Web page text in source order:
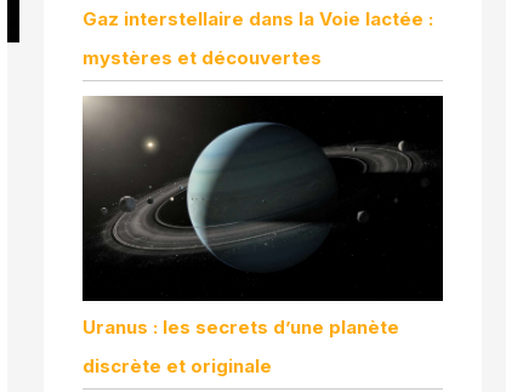
Gaz interstellaire dans la Voie lactée :
mystères et découvertes
Uranus : les secrets d’une planète
discrète et originale